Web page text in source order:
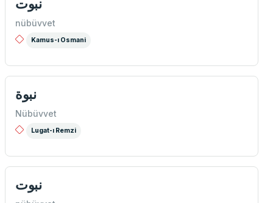
نبوت
nübüvvet
Kamus-ı Osmani
نبوة
Nübüvvet
Lugat-ı Remzi
نبوت